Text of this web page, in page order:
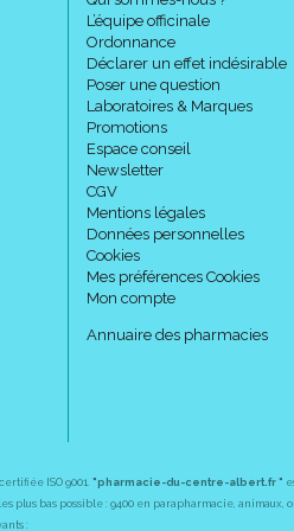
L’équipe officinale
Ordonnance
Déclarer un effet indésirable
Poser une question
Laboratoires & Marques
Promotions
Espace conseil
Newsletter
CGV
Mentions légales
Données personnelles
Cookies
Mes préférences Cookies
Mon compte
Annuaire des pharmacies
ISO 9001. "pharmacie-du-centre-albert.fr "
plus bas possible : 9400 en parapharmacie,
: